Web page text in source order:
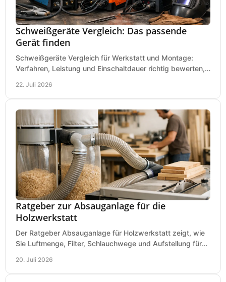
Schweißgeräte Vergleich: Das passende
Gerät finden
Schweißgeräte Vergleich für Werkstatt und Montage:
Verfahren, Leistung und Einschaltdauer richtig bewerten,
22. Juli 2026
Ratgeber zur Absauganlage für die
Holzwerkstatt
Der Ratgeber Absauganlage für Holzwerkstatt zeigt, wie
Sie Luftmenge, Filter, Schlauchwege und Aufstellung für
20. Juli 2026